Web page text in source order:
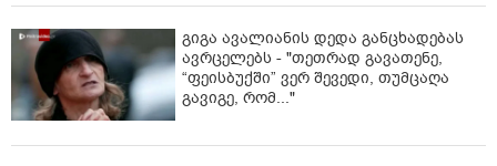
ამასობაში ჩვენთან ზეიმით აღნიშნეს აიათოლების
ხელისუფლებაში მოსვლის წლისთავი”,- წერს
სააკაშვილი.
გიგა ავალიანის დედა განცხადებას
ავრცელებს - "თეთრად გავათენე,
“ფეისბუქში” ვერ შევედი, თუმცაღა
გავიგე, რომ..."